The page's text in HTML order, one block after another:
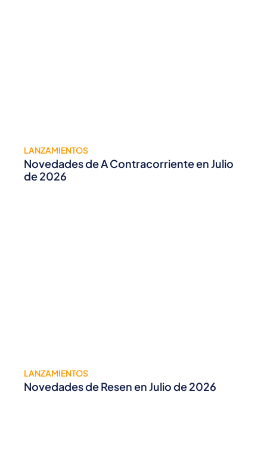
LANZAMIENTOS
Novedades de A Contracorriente en Julio
de 2026
LANZAMIENTOS
Novedades de Resen en Julio de 2026